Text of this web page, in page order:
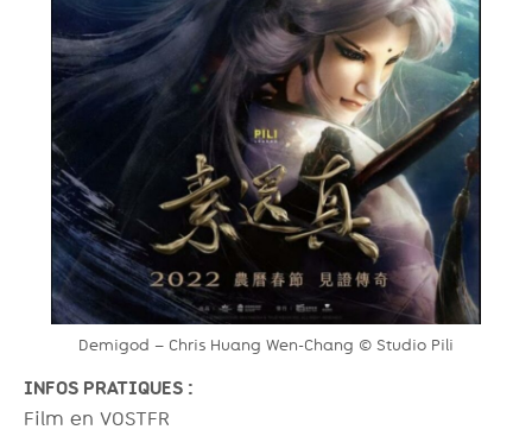
Demigod – Chris Huang Wen-Chang © Studio Pili
INFOS PRATIQUES :
Film en VOSTFR